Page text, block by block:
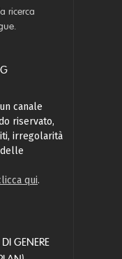
ricerca
canale
riservato,
irregolarità
qui.
GENERE